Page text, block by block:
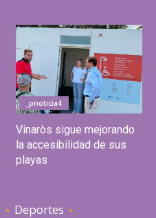
_pnoticia4
Vinaròs sigue mejorando
la accesibilidad de sus
playas
Deportes